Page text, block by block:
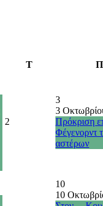
Τ Π
2
3
3
Πρόκριση
Φέγενορντ
αστέρων
10
10